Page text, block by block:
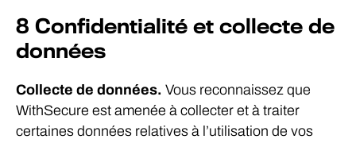
8 Confidentialité et collecte de
données
Collecte de données. Vous reconnaissez que
WithSecure est amenée à collecter et à traiter
certaines données relatives à l’utilisation de vos